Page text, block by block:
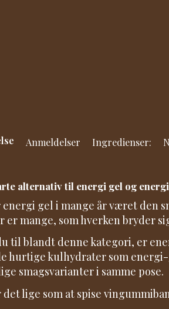
Anmeldelser Ingredienser:
alternativ til energi gel og
energi gel i mange år været den
er mange, som hverken bryder
til blandt denne kategori, er
hurtige kulhydrater som energi-
smagsvarianter i samme pose.
det lige som at spise